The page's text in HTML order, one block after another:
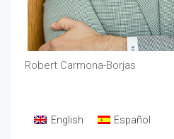
Robert Carmona-Borjas
English Español